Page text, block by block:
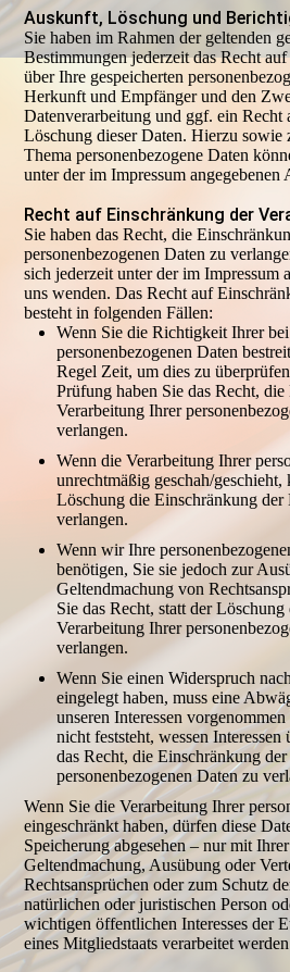
Auskunft, Löschung und
Sie haben im Rahmen der geltenden
Bestimmungen jederzeit das Recht
über Ihre gespeicherten
Herkunft und Empfänger und den
Datenverarbeitung und ggf. ein
Löschung dieser Daten. Hierzu sowie
Thema personenbezogene Daten
unter der im Impressum angegebenen
Recht auf Einschränkung der
Sie haben das Recht, die
personenbezogenen Daten zu
sich jederzeit unter der im Impressum
uns wenden. Das Recht auf
besteht in folgenden Fällen:
Wenn Sie die Richtigkeit Ihrer bei
personenbezogenen Daten
Regel Zeit, um dies zu
Prüfung haben Sie das Recht,
Verarbeitung Ihrer
verlangen.
Wenn die Verarbeitung Ihrer
unrechtmäßig geschah/geschieht,
Löschung die Einschränkung der
verlangen.
Wenn wir Ihre
benötigen, Sie sie jedoch zur
Geltendmachung von
Sie das Recht, statt der
Verarbeitung Ihrer
verlangen.
Wenn Sie einen Widerspruch
eingelegt haben, muss eine
unseren Interessen
nicht feststeht, wessen
das Recht, die Einschränkung
personenbezogenen Daten zu
Wenn Sie die Verarbeitung Ihrer
eingeschränkt haben, dürfen diese
Speicherung abgesehen – nur mit
Geltendmachung, Ausübung oder
Rechtsansprüchen oder zum Schutz
natürlichen oder juristischen Person
wichtigen öffentlichen Interesses der
eines Mitgliedstaats verarbeitet